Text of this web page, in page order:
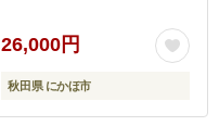
26,000円
秋田県 にかほ市